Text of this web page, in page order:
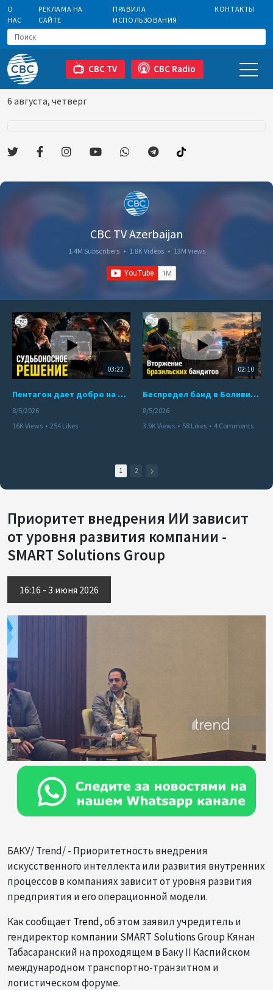
О
НАС
РЕКЛАМА НА
САЙТЕ
ПРАВИЛА
ИСПОЛЬЗОВАНИЯ
КОНТАКТЫ
CBC TV CBC Radio
6 августа, четверг
CBC TV Azerbaijan
1.4M Subscribers • 1.8K Videos • 13M Views
03:22
Пентагон дает добро на ядерный удар по противникам США
8/5/2026
16K Views • 254 Likes
02:10
Беспредел банд в Боливии. Расправы над наркоторговцами
8/5/2026
3.9K Views • 58 Likes • 4 Comments
1 2
Приоритет внедрения ИИ зависит
от уровня развития компании -
SMART Solutions Group
16:16 - 3 июня 2026
БАКУ/ Trend/ - Приоритетность внедрения
искусственного интеллекта или развития внутренних
процессов в компаниях зависит от уровня развития
предприятия и его операционной модели.
Как сообщает Trend, об этом заявил учредитель и
гендиректор компании SMART Solutions Group Кянан
Табасаранский на проходящем в Баку II Каспийском
международном транспортно-транзитном и
логистическом форуме.